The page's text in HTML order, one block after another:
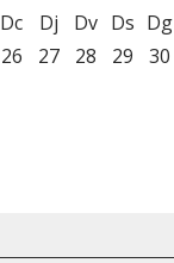
Dc
26
Dj
27
Dv
28
Ds
29
Dg
30